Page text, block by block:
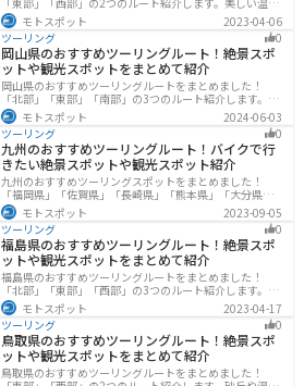
地や古墳群、歴史ある城や神社仏閣など、バイクツーリ
ングに適したスポットが多数存在し、様々な楽しみ方が
できます。バイクで佐賀県にツーリングに行く際は参考
にしてください。
モトスポット
2023-04-06
ツーリング
0
岡山県のおすすめツーリングルート！絶景スポ
ットや観光スポットをまとめて紹介
岡山県のおすすめツーリングルートをまとめました！
「北部」「東部」「南部」の3つのルート紹介します。岡
山市や倉敷市など、歴史ある街並みも魅力的で、バイク
ツーリングに最適なスポットが多数あります。バイクで
岡山県にツーリングに行く際は参考にしてください。
モトスポット
2024-06-03
ツーリング
0
九州のおすすめツーリングルート！バイクで行
きたい絶景スポットや観光スポット紹介
九州のおすすめツーリングスポットをまとめました！
「福岡県」「佐賀県」「長崎県」「熊本県」「大分県」
「宮崎都」「鹿児島県」の各県の観光地紹介します。自
然豊かな山々や湖、温泉地が点在し、四季折々の景色を
楽しめるスポットが多数あります。バイクで九州にツー
リングに行く際は参考にしてください。
モトスポット
2023-09-05
ツーリング
0
福島県のおすすめツーリングルート！絶景スポ
ットや観光スポットをまとめて紹介
福島県のおすすめツーリングルートをまとめました！
「北部」「東部」「西部」の3つのルート紹介します。内
陸部には山々が連なり、海岸線は太平洋に面してるので
観光スポットが多数あります。バイクで福島県にツーリ
ングに行く際は参考にしてください。
モトスポット
2023-04-17
ツーリング
0
鳥取県のおすすめツーリングルート！絶景スポ
ットや観光スポットをまとめて紹介
鳥取県のおすすめツーリングルートをまとめました！